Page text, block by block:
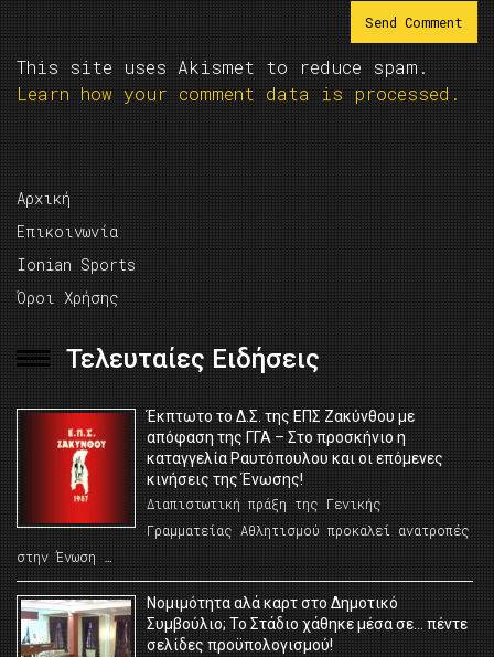
This site uses Akismet to reduce spam.
Learn how your comment data is processed.
Αρχική
Επικοινωνία
Ionian Sports
Όροι Χρήσης
Τελευταίες Ειδήσεις
Έκπτωτο το Δ.Σ. της ΕΠΣ Ζακύνθου με
απόφαση της ΓΓΑ – Στο προσκήνιο η
καταγγελία Ραυτόπουλου και οι επόμενες
κινήσεις της Ένωσης!
Διαπιστωτική πράξη της Γενικής
Γραμματείας Αθλητισμού προκαλεί ανατροπές
στην Ένωση …
Νομιμότητα αλά καρτ στο Δημοτικό
Συμβούλιο; Το Στάδιο χάθηκε μέσα σε… πέντε
σελίδες προϋπολογισμού!